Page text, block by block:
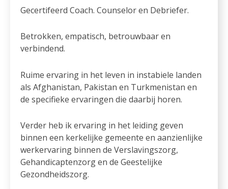
Gecertifeerd Coach. Counselor en Debriefer.
Betrokken, empatisch, betrouwbaar en
verbindend.
Ruime ervaring in het leven in instabiele landen
als Afghanistan, Pakistan en Turkmenistan en
de specifieke ervaringen die daarbij horen.
Verder heb ik ervaring in het leiding geven
binnen een kerkelijke gemeente en aanzienlijke
werkervaring binnen de Verslavingszorg,
Gehandicaptenzorg en de Geestelijke
Gezondheidszorg.